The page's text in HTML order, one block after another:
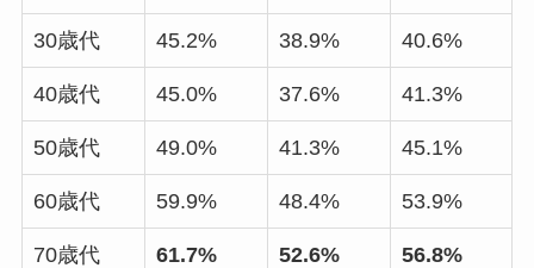
30歳代 45.2% 38.9% 40.6%
40歳代 45.0% 37.6% 41.3%
50歳代 49.0% 41.3% 45.1%
60歳代 59.9% 48.4% 53.9%
70歳代 61.7% 52.6% 56.8%